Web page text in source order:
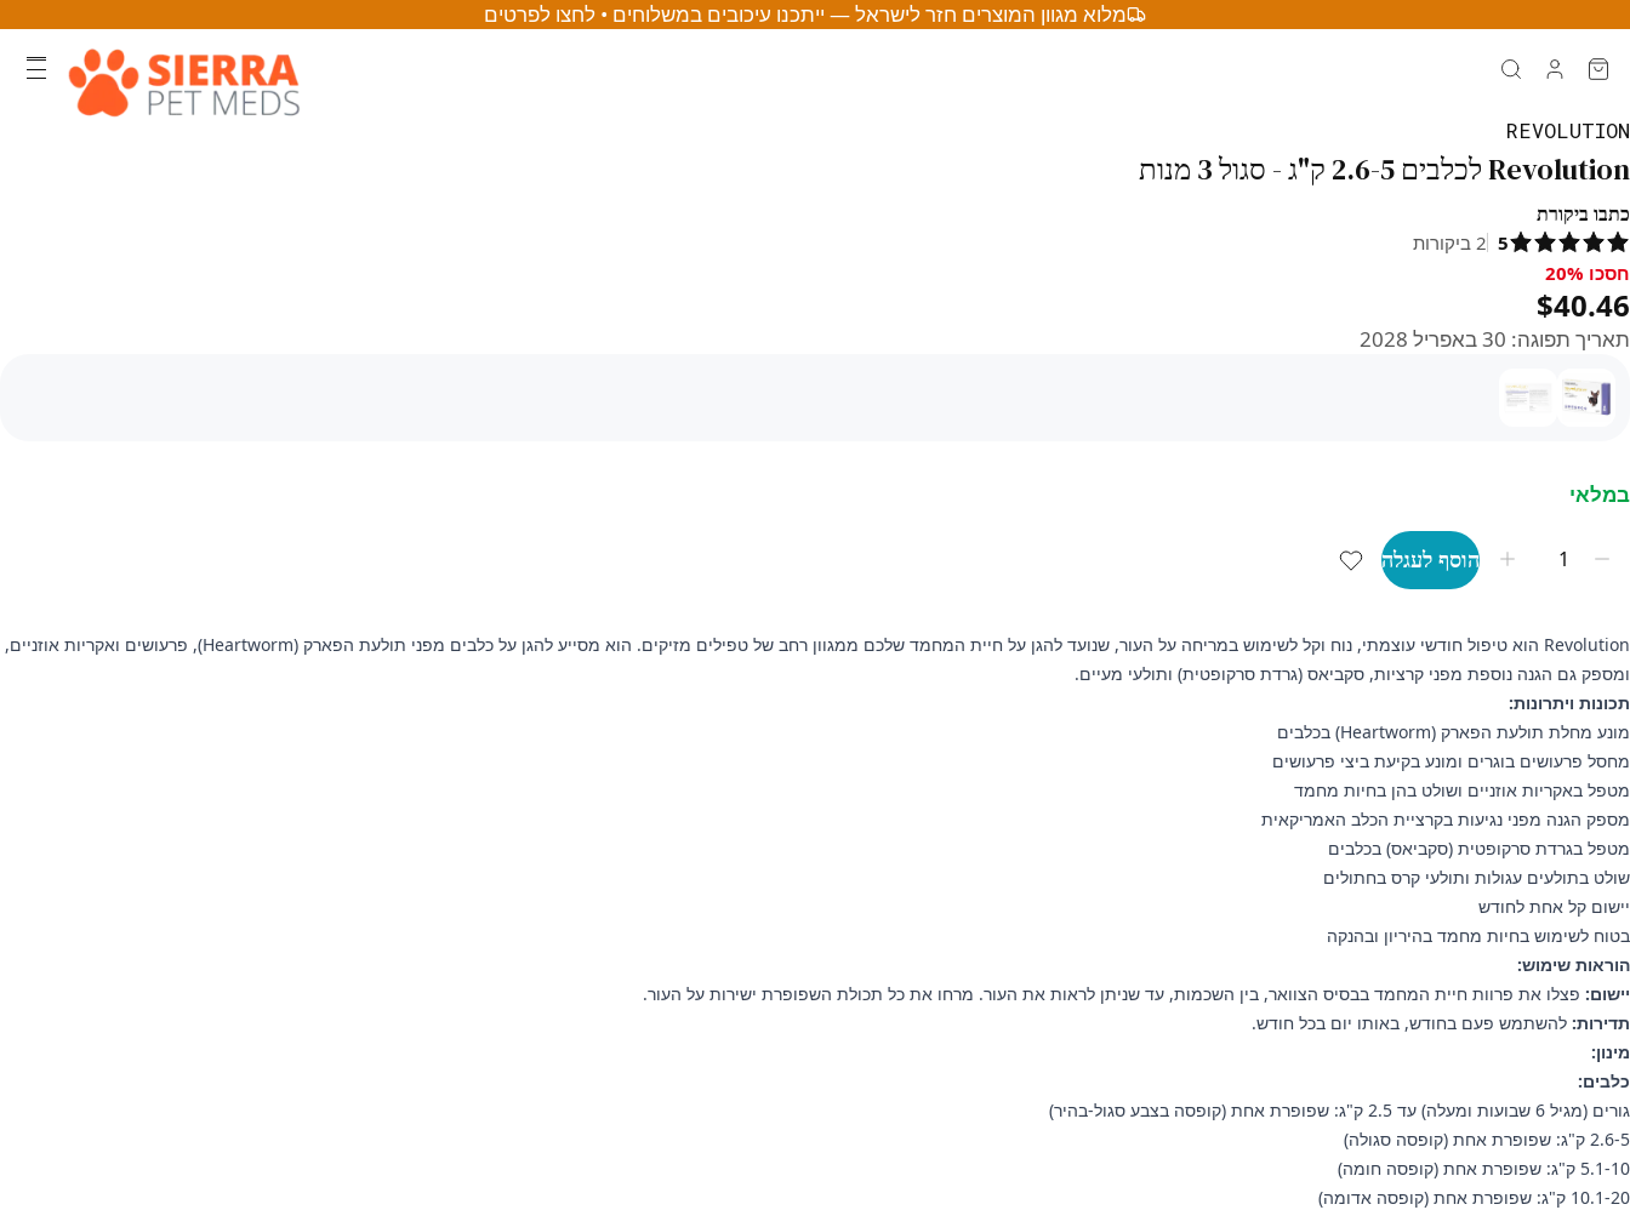
מלוא מגוון המוצרים חזר לישראל — ייתכנו עיכובים במשלוחים • לחצו לפרטים
REVOLUTION
Revolution לכלבים 2.6-5 ק"ג - סגול 3 מנות
כתבו ביקורת
5
2 ביקורות
חסכו 20%, $40.46
חסכו 20%
$40.46
תאריך תפוגה: 30 באפריל 2028
במלאי
הוסף לעגלה
Revolution הוא טיפול חודשי עוצמתי, נוח וקל לשימוש במריחה על העור, שנועד להגן על חיית המחמד שלכם ממגוון רחב של טפילים מזיקים. הוא מסייע להגן על כלבים מפני תולעת הפארק (Heartworm), פרעושים ואקריות אוזניים,
ומספק גם הגנה נוספת מפני קרציות, סקביאס (גרדת סרקופטית) ותולעי מעיים.
תכונות ויתרונות:
מונע מחלת תולעת הפארק (Heartworm) בכלבים
מחסל פרעושים בוגרים ומונע בקיעת ביצי פרעושים
מטפל באקריות אוזניים ושולט בהן בחיות מחמד
מספק הגנה מפני נגיעות בקרציית הכלב האמריקאית
מטפל בגרדת סרקופטית (סקביאס) בכלבים
שולט בתולעים עגולות ותולעי קרס בחתולים
יישום קל אחת לחודש
בטוח לשימוש בחיות מחמד בהיריון ובהנקה
הוראות שימוש:
יישום: פצלו את פרוות חיית המחמד בבסיס הצוואר, בין השכמות, עד שניתן לראות את העור. מרחו את כל תכולת השפופרת ישירות על העור.
תדירות: להשתמש פעם בחודש, באותו יום בכל חודש.
מינון:
כלבים:
גורים (מגיל 6 שבועות ומעלה) עד 2.5 ק"ג: שפופרת אחת (קופסה בצבע סגול-בהיר)
2.6-5 ק"ג: שפופרת אחת (קופסה סגולה)
5.1-10 ק"ג: שפופרת אחת (קופסה חומה)
10.1-20 ק"ג: שפופרת אחת (קופסה אדומה)